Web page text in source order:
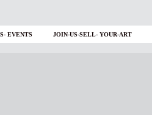
EVENTS JOIN-US-SELL- YOUR-ART